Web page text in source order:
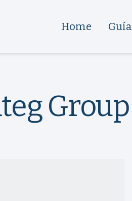
Home Guía
Group